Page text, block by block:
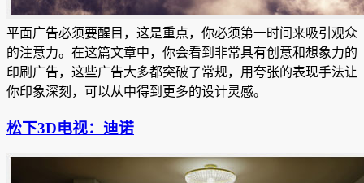
平面广告必须要醒目，这是重点，你必须第一时间来吸引观众
的注意力。在这篇文章中，你会看到非常具有创意和想象力的
印刷广告，这些广告大多都突破了常规，用夸张的表现手法让
你印象深刻，可以从中得到更多的设计灵感。
松下3D电视：迪诺